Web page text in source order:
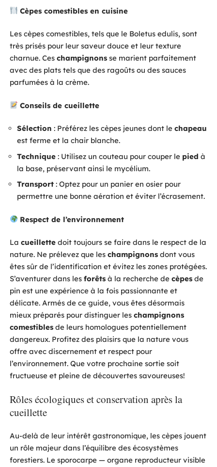
Cèpes comestibles en cuisine
Les cèpes comestibles, tels que le Boletus edulis, sont
très prisés pour leur saveur douce et leur texture
charnue. Ces champignons se marient parfaitement
avec des plats tels que des ragoûts ou des sauces
parfumées à la crème.
Conseils de cueillette
Sélection : Préférez les cèpes jeunes dont le chapeau
est ferme et la chair blanche.
Technique : Utilisez un couteau pour couper le pied à
la base, préservant ainsi le mycélium.
Transport : Optez pour un panier en osier pour
permettre une bonne aération et éviter l’écrasement.
Respect de l’environnement
La cueillette doit toujours se faire dans le respect de la
nature. Ne prélevez que les champignons dont vous
êtes sûr de l’identification et évitez les zones protégées.
S’aventurer dans les forêts à la recherche de cèpes de
pin est une expérience à la fois passionnante et
délicate. Armés de ce guide, vous êtes désormais
mieux préparés pour distinguer les champignons
comestibles de leurs homologues potentiellement
dangereux. Profitez des plaisirs que la nature vous
offre avec discernement et respect pour
l’environnement. Que votre prochaine sortie soit
fructueuse et pleine de découvertes savoureuses!
Rôles écologiques et conservation après la
cueillette
Au-delà de leur intérêt gastronomique, les cèpes jouent
un rôle majeur dans l’équilibre des écosystèmes
forestiers. Le sporocarpe — organe reproducteur visible